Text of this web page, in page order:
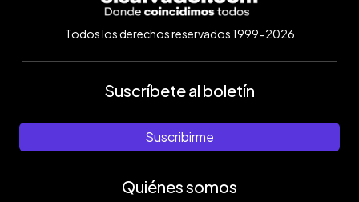
Todos los derechos reservados 1999-2026
Suscríbete al boletín
Suscribirme
Quiénes somos